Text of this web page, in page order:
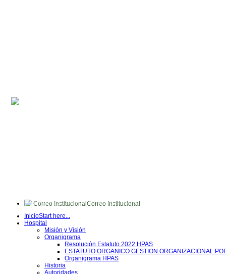
Correo Institucional
Intranet
Quipux
InicioStart here...
Hospital
Misión y Visión
Organigrama
Resolución Estatuto 2022 HPAS
ESTATUTO ORGANICO GESTION ORGANIZACIONAL
Organigrama HPAS
Historia
Autoridades